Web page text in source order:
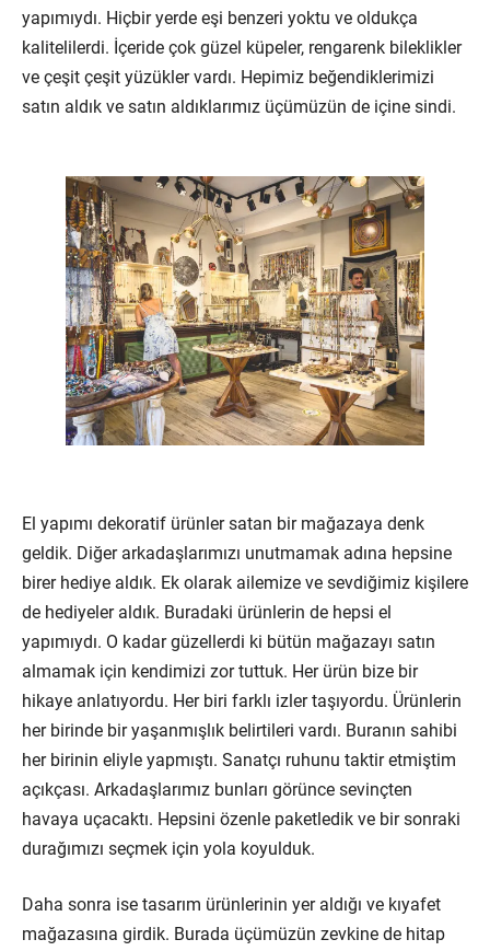
yapımıydı. Hiçbir yerde eşi benzeri yoktu ve oldukça
kalitelilerdi. İçeride çok güzel küpeler, rengarenk bileklikler
ve çeşit çeşit yüzükler vardı. Hepimiz beğendiklerimizi
satın aldık ve satın aldıklarımız üçümüzün de içine sindi.
El yapımı dekoratif ürünler satan bir mağazaya denk
geldik. Diğer arkadaşlarımızı unutmamak adına hepsine
birer hediye aldık. Ek olarak ailemize ve sevdiğimiz kişilere
de hediyeler aldık. Buradaki ürünlerin de hepsi el
yapımıydı. O kadar güzellerdi ki bütün mağazayı satın
almamak için kendimizi zor tuttuk. Her ürün bize bir
hikaye anlatıyordu. Her biri farklı izler taşıyordu. Ürünlerin
her birinde bir yaşanmışlık belirtileri vardı. Buranın sahibi
her birinin eliyle yapmıştı. Sanatçı ruhunu taktir etmiştim
açıkçası. Arkadaşlarımız bunları görünce sevinçten
havaya uçacaktı. Hepsini özenle paketledik ve bir sonraki
durağımızı seçmek için yola koyulduk.
Daha sonra ise tasarım ürünlerinin yer aldığı ve kıyafet
mağazasına girdik. Burada üçümüzün zevkine de hitap